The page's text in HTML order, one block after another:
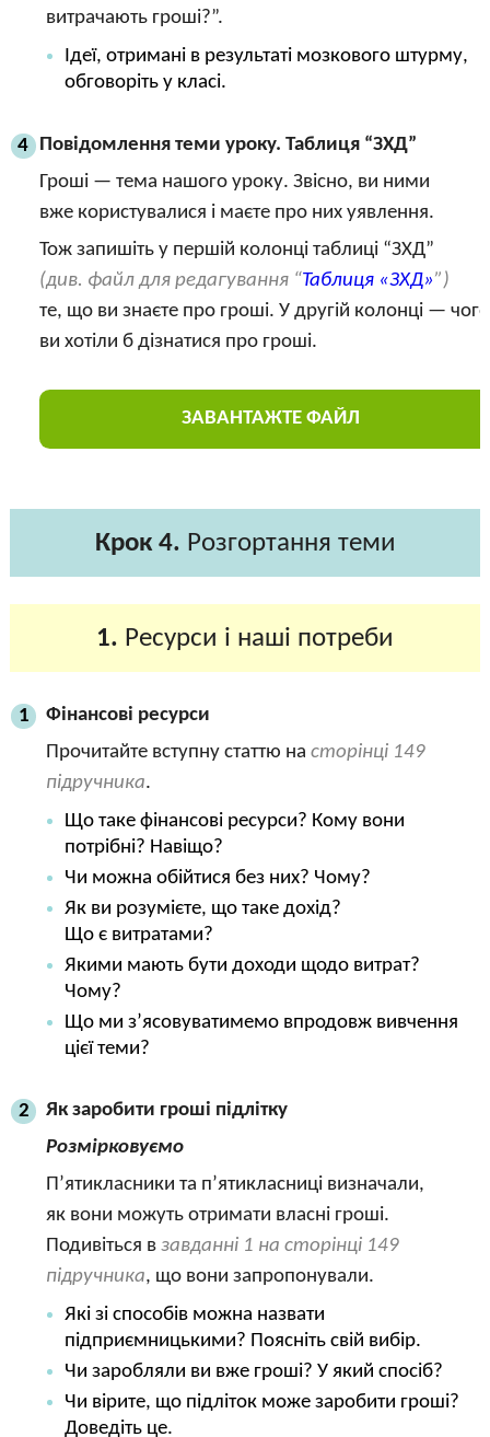
витрачають гроші?”.
Ідеї, отримані в результаті мозкового штурму,
обговоріть у класі.
4 Повідомлення теми уроку. Таблиця “ЗХД”
Гроші — тема нашого уроку. Звісно, ви ними
вже користувалися і маєте про них уявлення.
Тож запишіть у першій колонці таблиці “ЗХД”
(див. файл для редагування “Таблиця «ЗХД»”)
те, що ви знаєте про гроші. У другій колонці — чого
ви хотіли б дізнатися про гроші.
ЗАВАНТАЖТЕ ФАЙЛ
Крок 4. Розгортання теми
1. Ресурси і наші потреби
1
Фінансові ресурси
Прочитайте вступну статтю на сторінці 149
підручника.
Що таке фінансові ресурси? Кому вони
потрібні? Навіщо?
Чи можна обійтися без них? Чому?
Як ви розумієте, що таке дохід?
Що є витратами?
Якими мають бути доходи щодо витрат?
Чому?
Що ми з’ясовуватимемо впродовж вивчення
цієї теми?
2
Як заробити гроші підлітку
Розмірковуємо
П’ятикласники та п’ятикласниці визначали,
як вони можуть отримати власні гроші.
Подивіться в завданні 1 на сторінці 149
підручника, що вони запропонували.
Які зі способів можна назвати
підприємницькими? Поясніть свій вибір.
Чи заробляли ви вже гроші? У який спосіб?
Чи вірите, що підліток може заробити гроші?
Доведіть це.